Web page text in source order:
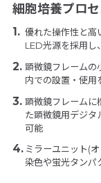
細胞培養プロ
優れた操作性と高
LED光源を採用し
顕微鏡フレームの
内での設置・使用
顕微鏡フレームに
た顕微鏡用デジタ
可能
ミラーユニット(
染色や蛍光タンパ